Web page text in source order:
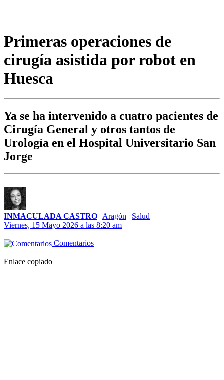
Primeras operaciones de
cirugía asistida por robot en
Huesca
Ya se ha intervenido a cuatro pacientes de
Cirugía General y otros tantos de
Urología en el Hospital Universitario San
Jorge
INMACULADA CASTRO | Aragón | Salud
Viernes, 15 Mayo 2026 a las 8:20 am
Comentarios
Enlace copiado